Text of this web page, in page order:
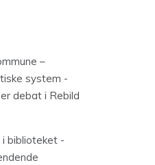
–
system -
debat i Rebild
i biblioteket -